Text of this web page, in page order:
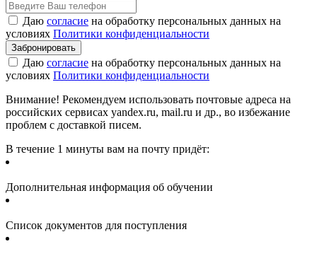
Даю согласие на обработку персональных данных на
условиях Политики конфиденциальности
Даю согласие на обработку персональных данных на
условиях Политики конфиденциальности
Внимание! Рекомендуем использовать почтовые адреса на
российских сервисах yandex.ru, mail.ru и др., во избежание
проблем с доставкой писем.
В течение 1 минуты вам на почту придёт:
Дополнительная информация об обучении
Список документов для поступления